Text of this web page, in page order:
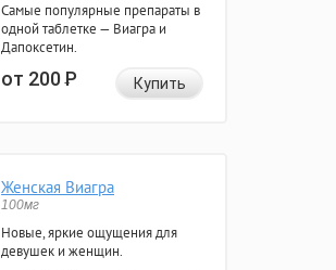
Самые популярные препараты в
одной таблетке — Виагра и
Дапоксетин.
от 200Р Купить
Женская Виагра
100мг
Новые, яркие ощущения для
девушек и женщин.